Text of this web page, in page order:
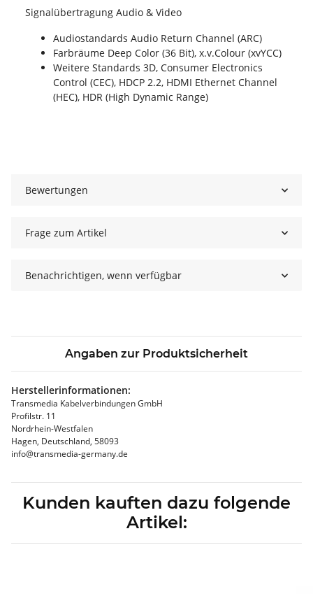
Signalübertragung Audio & Video
Audiostandards Audio Return Channel (ARC)
Farbräume Deep Color (36 Bit), x.v.Colour (xvYCC)
Weitere Standards 3D, Consumer Electronics
Control (CEC), HDCP 2.2, HDMI Ethernet Channel
(HEC), HDR (High Dynamic Range)
Bewertungen
Frage zum Artikel
Benachrichtigen, wenn verfügbar
Angaben zur Produktsicherheit
Herstellerinformationen:
Transmedia Kabelverbindungen GmbH
Profilstr. 11
Nordrhein-Westfalen
Hagen, Deutschland, 58093
info@transmedia-germany.de
Kunden kauften dazu folgende
Artikel: